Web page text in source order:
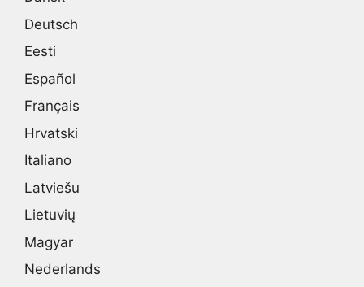
Deutsch
Eesti
Español
Français
Hrvatski
Italiano
Latviešu
Lietuvių
Magyar
Nederlands